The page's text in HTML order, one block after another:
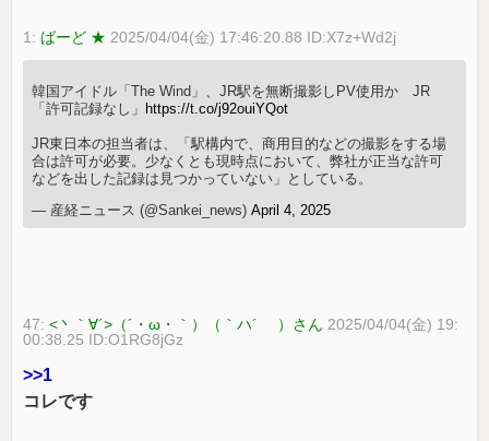
1: ばーど ★ 2025/04/04(金) 17:46:20.88 ID:X7z+Wd2j
韓国アイドル「The Wind」、JR駅を無断撮影しPV使用か JR
「許可記録なし」 https://t.co/j92ouiYQot
JR東日本の担当者は、「駅構内で、商用目的などの撮影をする場
合は許可が必要。少なくとも現時点において、弊社が正当な許可
などを出した記録は見つかっていない」としている。
— 産経ニュース (@Sankei_news)April 4, 2025
47:<丶｀∀´>（´・ω・｀）（｀ハ´ ）さん 2025/04/04(金) 19:
00:38.25 ID:O1RG8jGz
>>1
コレです